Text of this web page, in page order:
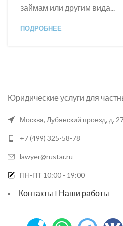
займам или другим вида...
ПОДРОБНЕЕ
Юридические услуги для
Москва, Лубянский проезд, д.
+7 (499) 325-58-78
lawyer@rustar.ru
ПН-ПТ 10:00 - 19:00
Контакты I Наши работы